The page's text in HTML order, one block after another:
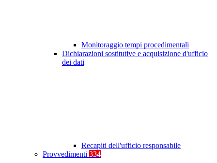
Monitoraggio tempi procedimentali
Dichiarazioni sostitutive e acquisizione d'ufficio
dei dati
Recapiti dell'ufficio responsabile
Provvedimenti 334